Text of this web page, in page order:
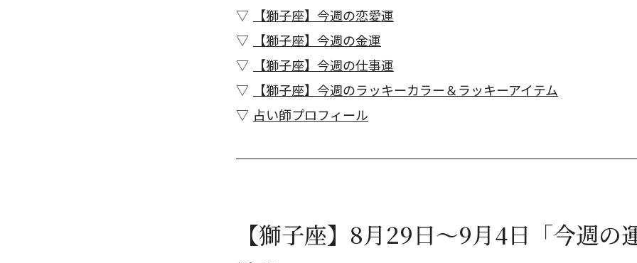
【獅子座】今週の恋愛運
【獅子座】今週の金運
【獅子座】今週の仕事運
【獅子座】今週のラッキーカラー＆ラッキーアイテム
占い師プロフィール
【獅子座】8月29日～9月4日「今週の